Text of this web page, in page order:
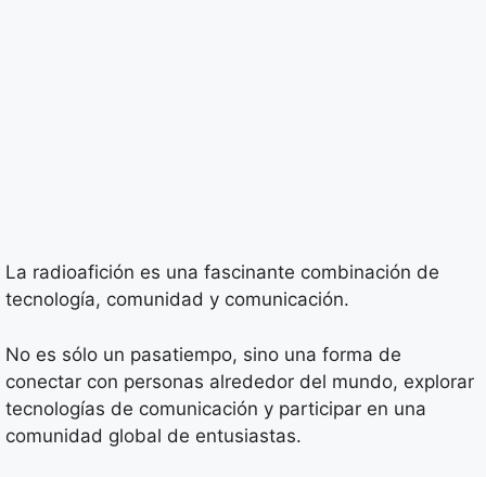
La radioafición es una fascinante combinación de
tecnología, comunidad y comunicación.
No es sólo un pasatiempo, sino una forma de
conectar con personas alrededor del mundo, explorar
tecnologías de comunicación y participar en una
comunidad global de entusiastas.